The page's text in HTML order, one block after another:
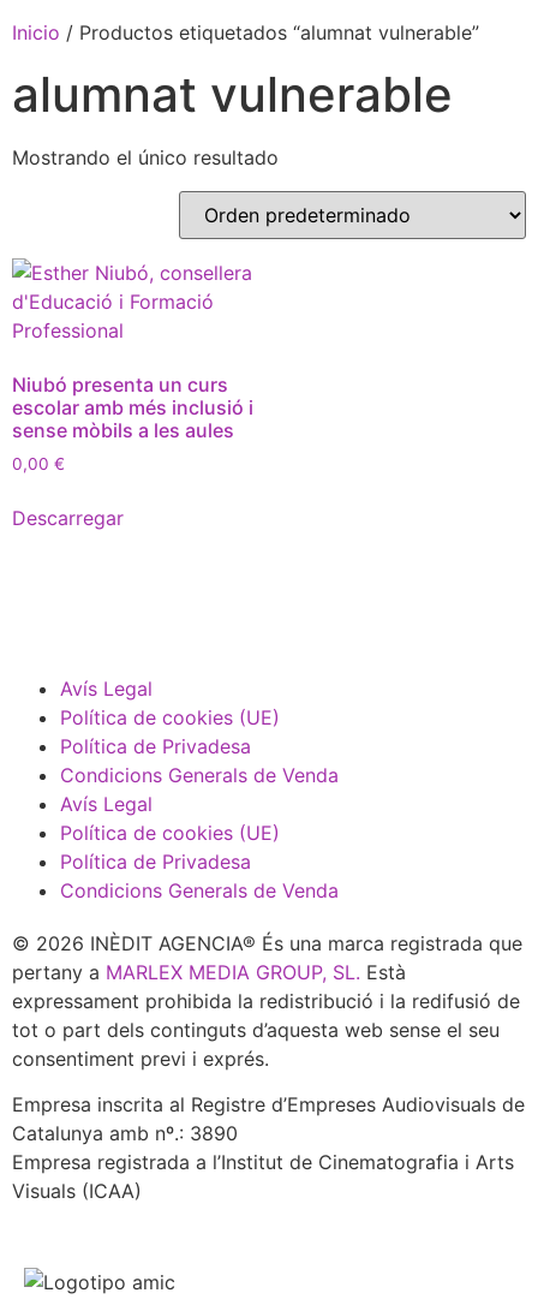
Inicio / Productos etiquetados “alumnat vulnerable”
alumnat vulnerable
Mostrando el único resultado
Niubó presenta un curs
escolar amb més inclusió i
sense mòbils a les aules
0,00 €
Descarregar
Avís Legal
Política de cookies (UE)
Política de Privadesa
Condicions Generals de Venda
Avís Legal
Política de cookies (UE)
Política de Privadesa
Condicions Generals de Venda
© 2026 INÈDIT AGENCIA® És una marca registrada que
pertany a MARLEX MEDIA GROUP, SL. Està
expressament prohibida la redistribució i la redifusió de
tot o part dels continguts d’aquesta web sense el seu
consentiment previ i exprés.
Empresa inscrita al Registre d’Empreses Audiovisuals de
Catalunya amb nº.: 3890
Empresa registrada a l’Institut de Cinematografia i Arts
Visuals (ICAA)